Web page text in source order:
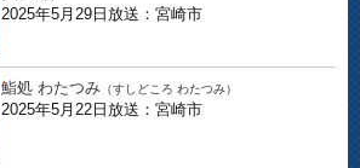
2025年5月29日放送：宮崎市
鮨処 わたつみ （すしどころ わたつみ）
2025年5月22日放送：宮崎市